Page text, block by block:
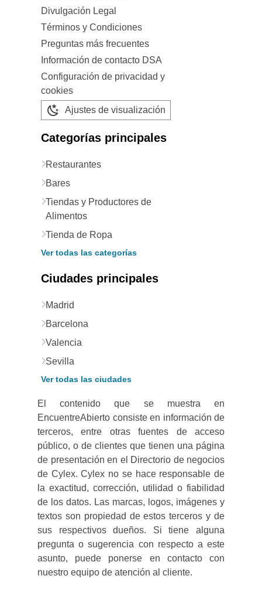
Divulgación Legal
Términos y Condiciones
Preguntas más frecuentes
Información de contacto DSA
Configuración de privacidad y
cookies
Ajustes de visualización
Categorías principales
Restaurantes
Bares
Tiendas y Productores de
Alimentos
Tienda de Ropa
Ver todas las categorías
Ciudades principales
Madrid
Barcelona
Valencia
Sevilla
Ver todas las ciudades
El contenido que se muestra en
EncuentreAbierto consiste en información de
terceros, entre otras fuentes de acceso
público, o de clientes que tienen una página
de presentación en el Directorio de negocios
de Cylex. Cylex no se hace responsable de
la exactitud, corrección, utilidad o fiabilidad
de los datos. Las marcas, logos, imágenes y
textos son propiedad de estos terceros y de
sus respectivos dueños. Si tiene alguna
pregunta o sugerencia con respecto a este
asunto, puede ponerse en contacto con
nuestro equipo de atención al cliente.